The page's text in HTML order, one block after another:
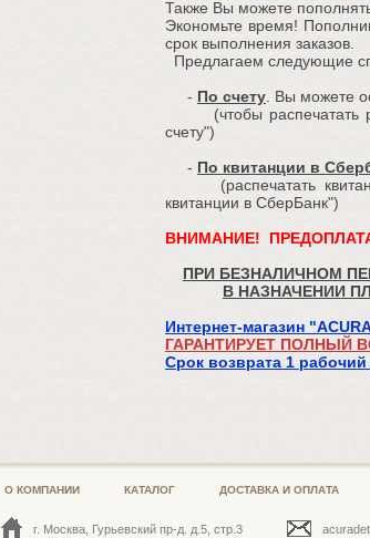
Также Вы можете
Экономьте время!
срок выполнения заказов.
Предлагаем следующие
- По счету . Вы можете
(чтобы распечатать
счету")
- По квитанции в
(распечатать
квитанции в СберБанк")
ВНИМАНИЕ!
ПРИ БЕЗНАЛИЧНОМ
В НАЗНАЧЕНИИ
Интернет-магазин
ГАРАНТИРУЕТ ПОЛНЫЙ
Срок возврата 1 рабочий
О КОМПАНИИ КАТАЛОГ ДОСТАВКА И ОПЛАТА
г. Москва, Гурьевский пр-д. д.5, стр.3